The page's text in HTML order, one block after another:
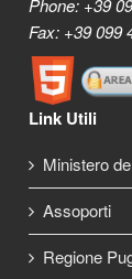
Phone: +39
Fax: +39 099
Link Utili
Ministero
Assoporti
Regione